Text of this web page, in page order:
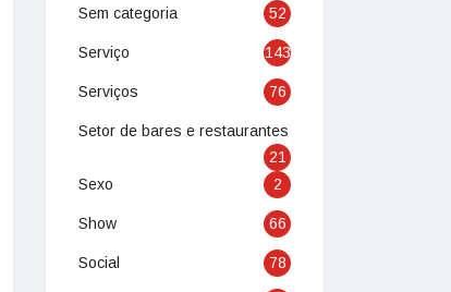
Sem categoria 52
Serviço 143
Serviços 76
Setor de bares e restaurantes
21
Sexo
2
Show 66
Social 78